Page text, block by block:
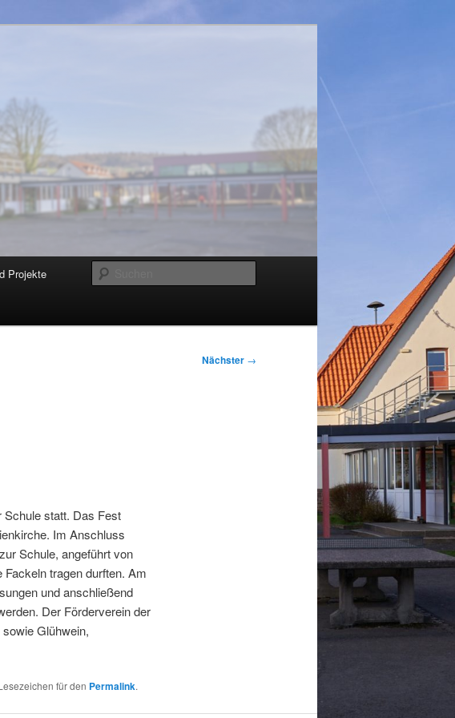
Projekte
Nächster →
Schule statt. Das Fest
Im Anschluss
Schule, angeführt von
tragen durften. Am
und anschließend
Der Förderverein der
Glühwein,
für den Permalink.